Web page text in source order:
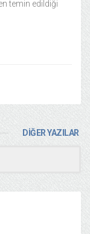
temin edildiği
DİĞER YAZILAR